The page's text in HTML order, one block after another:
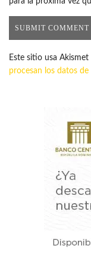
Este sitio usa
procesan los datos